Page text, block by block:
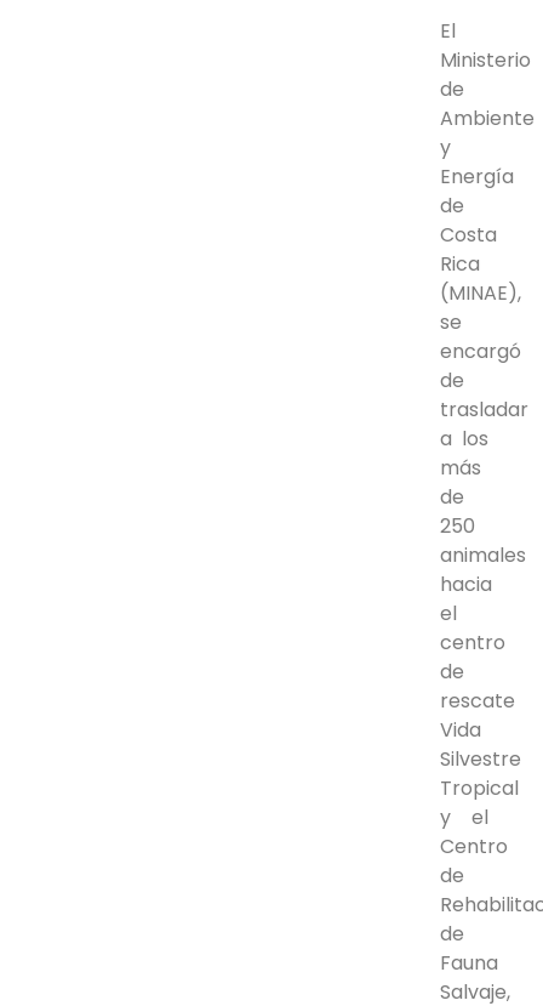
El
Ministerio
de
Ambiente
y
Energía
de
Costa
Rica
(MINAE),
se
encargó
de
trasladar
a los
más
de
250
animales
hacia
el
centro
de
rescate
Vida
Silvestre
Tropical
y el
Centro
de
de
Fauna
Salvaje,